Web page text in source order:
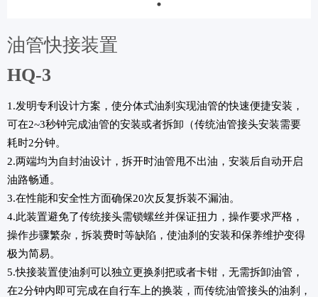
油管快接装置
HQ-3
1.发明专利设计方案，使分体式油刹实现油管的快速便捷安装，
可在2~3秒钟完成油管的安装或者拆卸（传统油管接头安装需要
耗时2分钟。
2.两端均为自封油设计，拆开时油管甩不出油，安装后自动开启
油路畅通。
3.在性能和安全性方面确保20次反复拆装不漏油。
4.此装置避免了传统接头需锁螺丝并保证扭力，操作要求严格，
操作步骤繁杂，拆装费时等缺陷，使油刹的安装和保养维护变得
极为简易。
5.快接装置使油刹可以独立更换刹把或者卡钳，无需拆卸油管，
在2分钟内即可完成在自行车上的换装，而传统油管接头的油刹，